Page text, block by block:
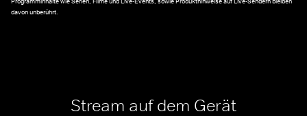
davon unberührt.
Stream auf dem Gerät